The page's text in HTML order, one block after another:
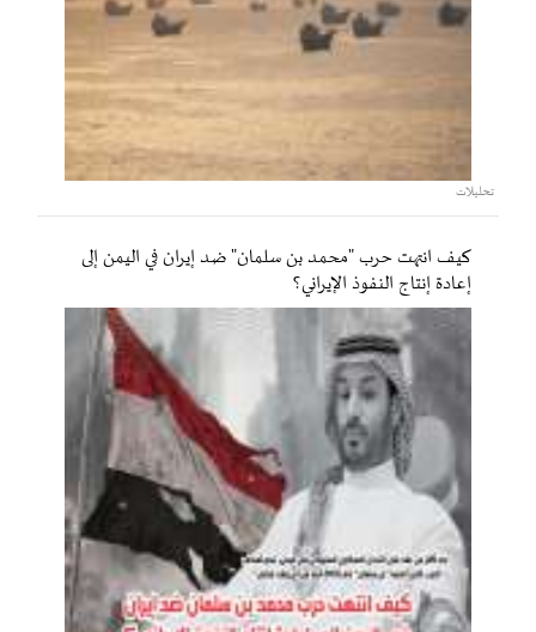
تحليلات
كيف انتهت حرب "محمد بن سلمان" ضد إيران في اليمن إلى
إعادة إنتاج النفوذ الإيراني؟